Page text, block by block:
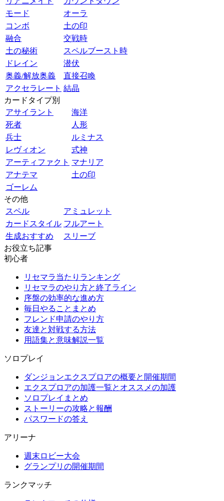
モード
オーラ
コンボ
土の印
融合
交戦時
土の秘術
スペルブースト時
ドレイン
潜伏
奥義/解放奥義
直接召喚
アクセラレート 結晶
カードタイプ別
アサイラント
海洋
死者
人形
兵士
ルミナス
レヴィオン
式神
アーティファクト マナリア
アナテマ
土の印
ゴーレム
その他
スペル
アミュレット
カードスタイル フルアート
生成おすすめ
スリーブ
お役立ち記事
初心者
リセマラ当たりランキング
リセマラのやり方と終了ライン
序盤の効率的な進め方
毎日やることまとめ
フレンド申請のやり方
友達と対戦する方法
用語集と意味解説一覧
ソロプレイ
ダンジョンエクスプロアの概要と開催期間
エクスプロアの加護一覧とオススメの加護
ソロプレイまとめ
ストーリーの攻略と報酬
パスワードの答え
アリーナ
週末ロビー大会
グランプリの開催期間
ランクマッチ